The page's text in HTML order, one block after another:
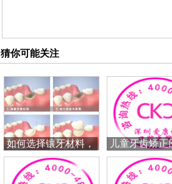
猜你可能关注
如何选择镶牙材料，
是不是越贵越
儿童牙齿矫正
么时候做